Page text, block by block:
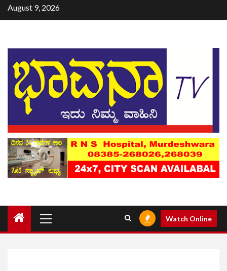
August 9, 2026
Watch Online